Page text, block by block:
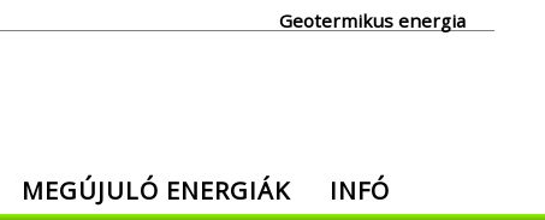
Geotermikus energia
MEGÚJULÓ ENERGIÁK INFÓ